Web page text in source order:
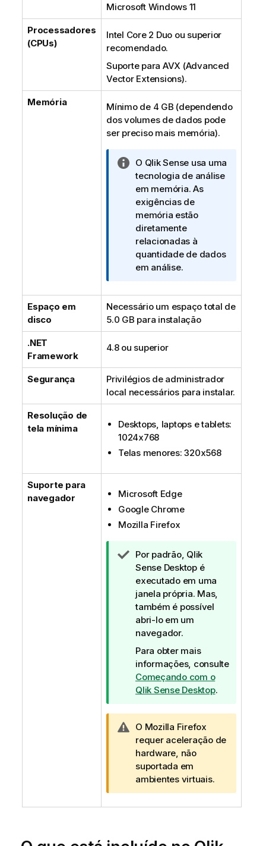
Microsoft Windows11
Processadores
(CPUs)
Intel Core 2 Duo ou superior
recomendado.
Suporte para AVX (Advanced
Vector Extensions).
Memória
Mínimo de 4 GB (dependendo
dos volumes de dados pode
ser preciso mais memória).
N
o
t
a
i
n
f
o
r
a
t
i
v
a
O Qlik Sense usa uma
tecnologia de análise
em memória. As
exigências de
memória estão
diretamente
relacionadas à
quantidade de dados
em análise.
Espaço em
disco
Necessário um espaço total de
5.0 GB para instalação
.NET
Framework
4.8 ou superior
Segurança
Privilégios de administrador
local necessários para instalar.
Resolução de
tela mínima
Desktops, laptops e tablets:
1024x768
Telas menores: 320x568
Suporte para
navegador
Microsoft Edge
Google Chrome
Mozilla Firefox
N
o
t
a
d
e
d
i
c
a
Por padrão, Qlik
Sense Desktopé
executado em uma
janela própria. Mas,
também é possível
abri-lo em um
navegador.
Para obter mais
informações, consulte
Começando com o
Qlik Sense Desktop.
N
o
t
a
d
e
a
O Mozilla Firefox
requer aceleração de
hardware, não
suportada em
ambientes virtuais.